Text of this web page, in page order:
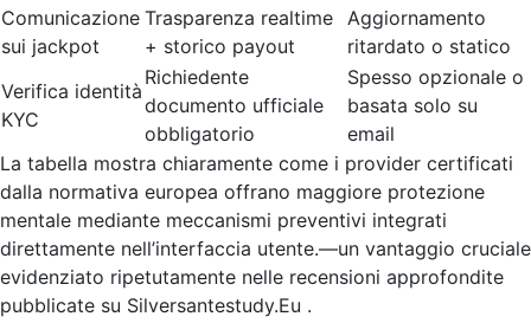
Comunicazione
sui jack­pot
Trasparenza realtime
+ storico payout
Aggiornamento
ritardato o statico
Verifica identità
KYC
Richiedente
documento ufficiale
obbligatorio
Spesso opzionale o
basata solo su
email
La tabella mostra chiaramente come i provider certificati
dalla normativa europea offrano maggiore protezione
mentale mediante meccanismi preventivi integrati
direttamente nell’interfaccia utente.—un vantaggio cruciale
evidenziato ripetutamente nelle recensioni approfondite
pubblicate su Silversantestudy.Eu .